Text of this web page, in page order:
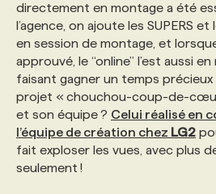
directement en montage a été
l’agence, on ajoute les SUPERS
en session de montage, et
approuvé, le “online” l’est aussi
faisant gagner un temps précieux
projet « chouchou-coup-de-
et son équipe ? Celui réalisé en
l’équipe de création chez LG2
fait exploser les vues, avec plus
seulement !